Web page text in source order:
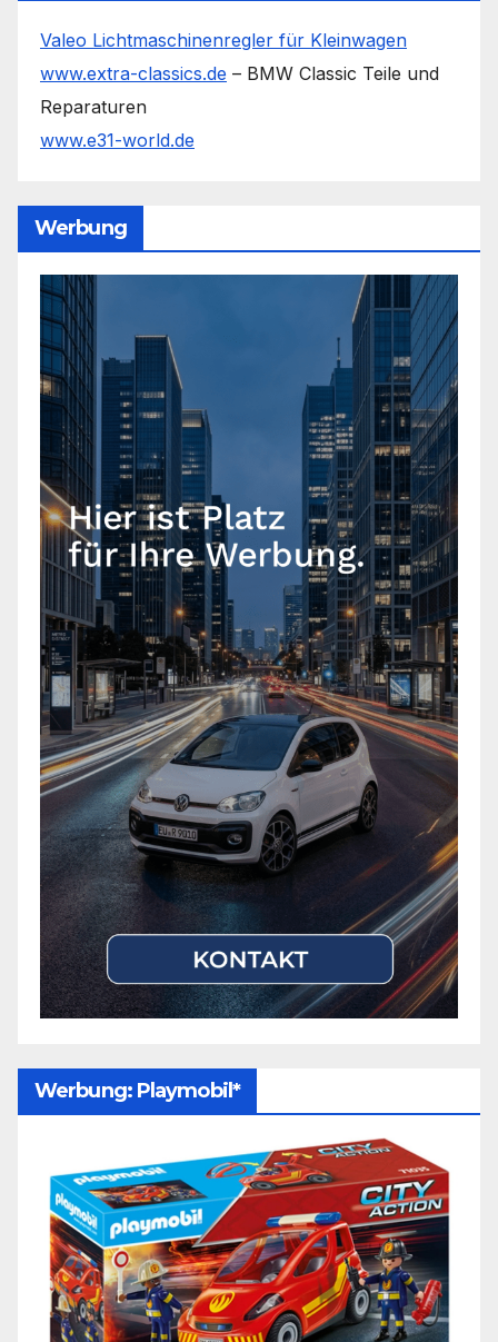
Valeo Lichtmaschinenregler für Kleinwagen
www.extra-classics.de – BMW Classic Teile und
Reparaturen
www.e31-world.de
Werbung
Werbung: Playmobil*